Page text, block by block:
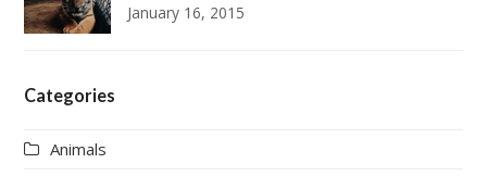
January 16, 2015
Categories
Animals